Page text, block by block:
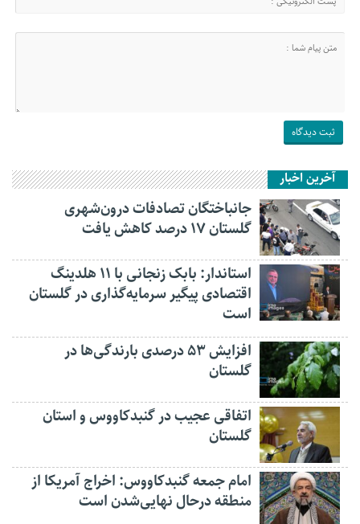
آخرین اخبار
جانباختگان تصادفات درون‌شهری
گلستان ۱۷ درصد کاهش یافت
استاندار: بابک زنجانی با ۱۱ هلدینگ
اقتصادی پیگیر سرمایه‌گذاری در گلستان
است
افزایش ۵۳ درصدی بارندگی‌ها در
گلستان
اتفاقی عجیب در‌ گنبدکاووس و استان
گلستان
امام جمعه گنبدکاووس: اخراج آمریکا از
منطقه درحال نهایی‌شدن است